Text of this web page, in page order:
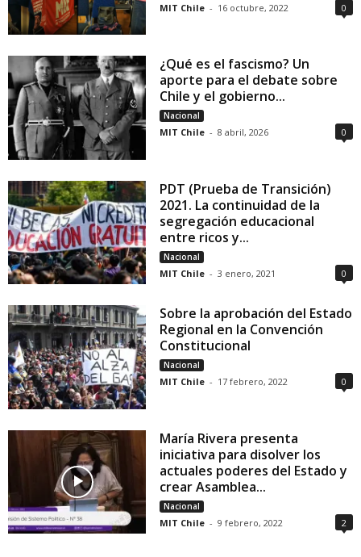
MIT Chile - 16 octubre, 2022 0
¿Qué es el fascismo? Un
aporte para el debate sobre
Chile y el gobierno...
Nacional
MIT Chile - 8 abril, 2026 0
PDT (Prueba de Transición)
2021. La continuidad de la
segregación educacional
entre ricos y...
Nacional
MIT Chile - 3 enero, 2021 0
Sobre la aprobación del Estado
Regional en la Convención
Constitucional
Nacional
MIT Chile - 17 febrero, 2022 0
María Rivera presenta
iniciativa para disolver los
actuales poderes del Estado y
crear Asamblea...
Nacional
MIT Chile - 9 febrero, 2022 2